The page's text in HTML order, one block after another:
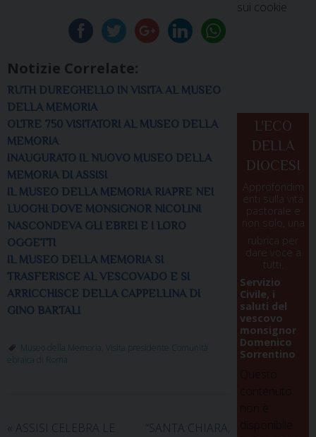
Notizie Correlate:
RUTH DUREGHELLO IN VISITA AL MUSEO
DELLA MEMORIA
OLTRE 750 VISITATORI AL MUSEO DELLA
MEMORIA
INAUGURATO IL NUOVO MUSEO DELLA
MEMORIA DI ASSISI
IL MUSEO DELLA MEMORIA RIAPRE NEI
LUOGHI DOVE MONSIGNOR NICOLINI
NASCONDEVA GLI EBREI E I LORO
OGGETTI
IL MUSEO DELLA MEMORIA SI
TRASFERISCE AL VESCOVADO E SI
ARRICCHISCE DELLA CAPPELLINA DI
GINO BARTALI
Museo della Memoria Visita presidente Comunità
ebraica di Roma
« ASSISI CELEBRA LE
“SANTA CHIARA,
sui cookie
L'ECO
DELLA
DIOCESI
Approfondim
enti sulla vita
pastorale e
non solo, una
rubrica per
dare voce a
tutti.
Servizio
Civile, i
saluti del
vescovo
monsignor
Domenico
Sorrentino